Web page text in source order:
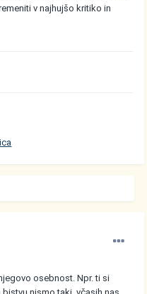
v najhujšo kritiko in
osebnost. Npr. ti si